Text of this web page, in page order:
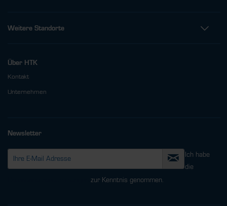
Weitere Standorte
Über HTK
Kontakt
Unternehmen
Newsletter
Ich habe
die
zur Kenntnis genommen.